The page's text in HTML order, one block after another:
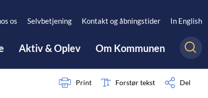
os Selvbetjening Kontakt og åbningstider In English
Aktiv & Oplev Om Kommunen
Print Forstør tekst Del